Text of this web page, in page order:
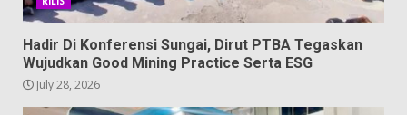
Hadir Di Konferensi Sungai, Dirut PTBA Tegaskan
Wujudkan Good Mining Practice Serta ESG
July 28, 2026